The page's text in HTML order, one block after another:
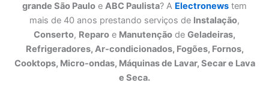
grande São Paulo e ABC Paulista? A Electronews tem
mais de 40 anos prestando serviços de Instalação,
Conserto, Reparo e Manutenção de Geladeiras,
Refrigeradores, Ar-condicionados, Fogões, Fornos,
Cooktops, Micro-ondas, Máquinas de Lavar, Secar e Lava
e Seca.